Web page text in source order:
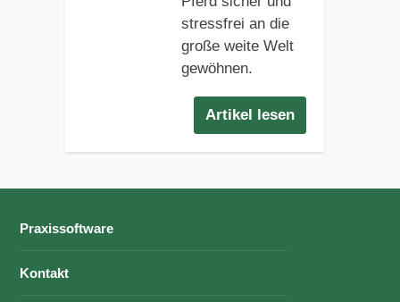
stressfrei an die
große weite Welt
gewöhnen.
Artikel lesen
Praxissoftware
Kontakt